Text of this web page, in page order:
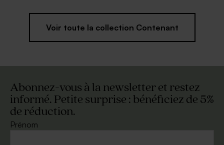
Voir toute la collection Contenant
Abonnez-vous à la newsletter et restez
informé. Petite surprise : bénéficiez de 5%
de réduction.
Prénom